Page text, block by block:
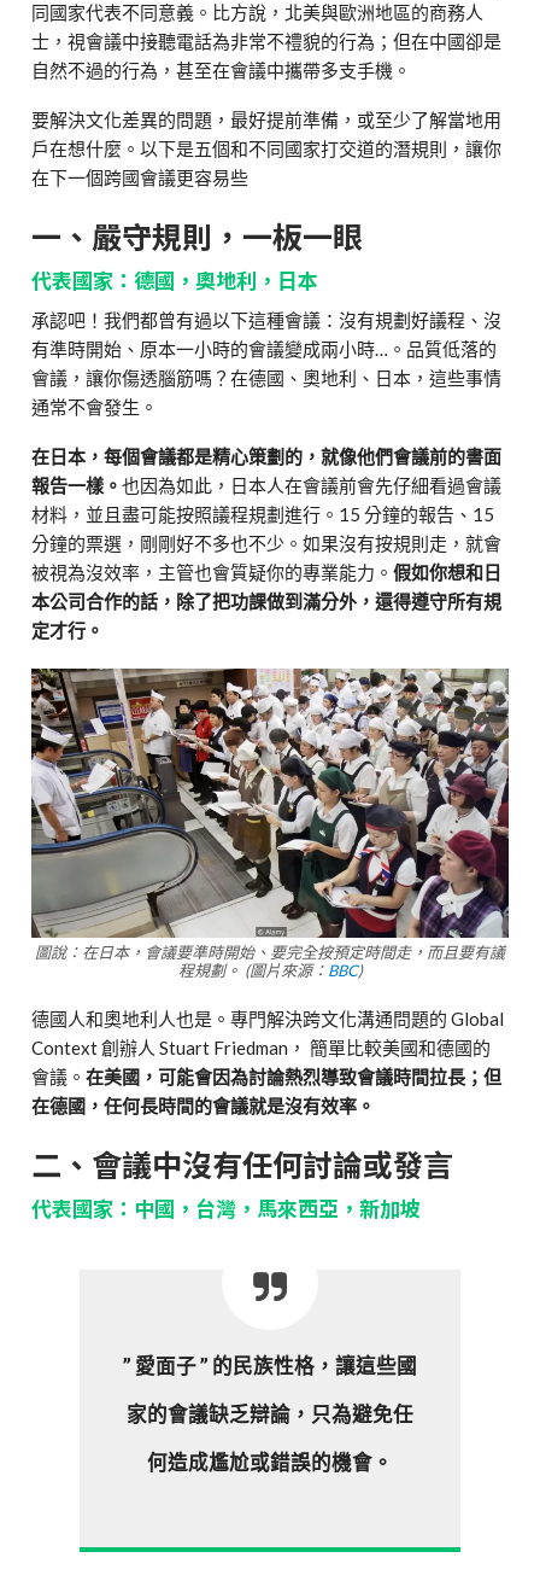
同國家代表不同意義。比方說，北美與歐洲地區的商務人
士，視會議中接聽電話為非常不禮貌的行為；但在中國卻是
自然不過的行為，甚至在會議中攜帶多支手機。
要解決文化差異的問題，最好提前準備，或至少了解當地用
戶在想什麼。以下是五個和不同國家打交道的潛規則，讓你
在下一個跨國會議更容易些
一、嚴守規則，一板一眼
代表國家：德國，奧地利，日本
承認吧！我們都曾有過以下這種會議：沒有規劃好議程、沒
有準時開始、原本一小時的會議變成兩小時…。品質低落的
會議，讓你傷透腦筋嗎？在德國、奧地利、日本，這些事情
通常不會發生。
在日本，每個會議都是精心策劃的，就像他們會議前的書面
報告一樣。也因為如此，日本人在會議前會先仔細看過會議
材料，並且盡可能按照議程規劃進行。15 分鐘的報告、15
分鐘的票選，剛剛好不多也不少。如果沒有按規則走，就會
被視為沒效率，主管也會質疑你的專業能力。假如你想和日
本公司合作的話，除了把功課做到滿分外，還得遵守所有規
定才行。
圖說：在日本，會議要準時開始、要完全按預定時間走，而且要有議
程規劃。 (圖片來源： BBC)
德國人和奧地利人也是。專門解決跨文化溝通問題的 Global
Context 創辦人 Stuart Friedman， 簡單比較美國和德國的
會議。在美國，可能會因為討論熱烈導致會議時間拉長；但
在德國，任何長時間的會議就是沒有效率。
二、會議中沒有任何討論或發言
代表國家：中國，台灣，馬來西亞，新加坡
” 愛面子 ” 的民族性格，讓這些國
家的會議缺乏辯論，只為避免任
何造成尷尬或錯誤的機會。